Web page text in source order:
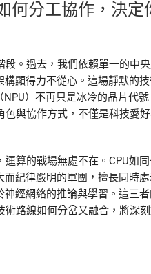
何分工協作，決定
。過去，我們依賴單一的中
顯得力不從心。這場靜默的
）不再只是冰冷的晶片代
與協作方式，不僅是科技愛
算的戰場無處不在。CPU如
紀律嚴明的軍團，擅長同時
經網絡的推論與學習。這三
路線如何分岔又融合，將深